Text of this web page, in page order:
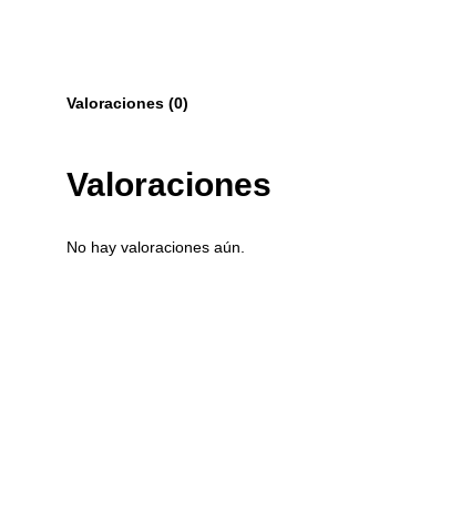
Valoraciones (0)
Valoraciones
No hay valoraciones aún.